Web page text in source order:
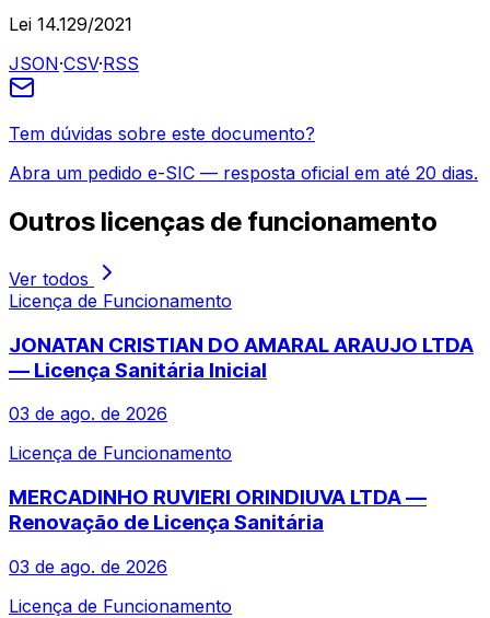
Lei 14.129/2021
JSON·CSV·RSS
Tem dúvidas sobre este documento?
Abra um pedido e-SIC — resposta oficial em até 20 dias.
Outros licenças de funcionamento
Ver todos
Licença de Funcionamento
JONATAN CRISTIAN DO AMARAL ARAUJO LTDA
— Licença Sanitária Inicial
03 de ago. de 2026
Licença de Funcionamento
MERCADINHO RUVIERI ORINDIUVA LTDA —
Renovação de Licença Sanitária
03 de ago. de 2026
Licença de Funcionamento